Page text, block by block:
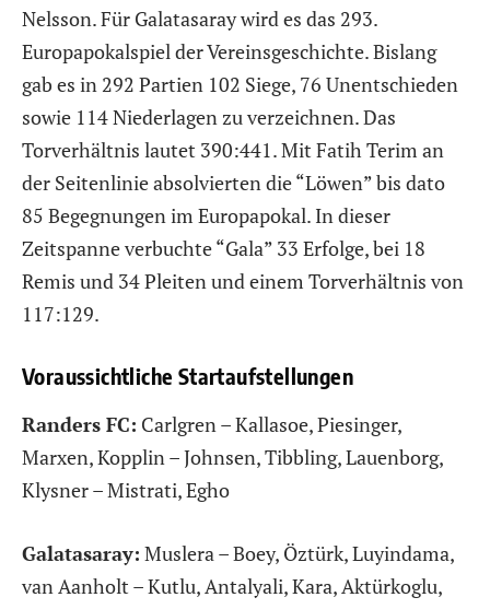
Nelsson. Für Galatasaray wird es das 293.
Europapokalspiel der Vereinsgeschichte. Bislang
gab es in 292 Partien 102 Siege, 76 Unentschieden
sowie 114 Niederlagen zu verzeichnen. Das
Torverhältnis lautet 390:441. Mit Fatih Terim an
der Seitenlinie absolvierten die “Löwen” bis dato
85 Begegnungen im Europapokal. In dieser
Zeitspanne verbuchte “Gala” 33 Erfolge, bei 18
Remis und 34 Pleiten und einem Torverhältnis von
117:129.
Voraussichtliche Startaufstellungen
Randers FC: Carlgren – Kallasoe, Piesinger,
Marxen, Kopplin – Johnsen, Tibbling, Lauenborg,
Klysner – Mistrati, Egho
Galatasaray: Muslera – Boey, Öztürk, Luyindama,
van Aanholt – Kutlu, Antalyali, Kara, Aktürkoglu,